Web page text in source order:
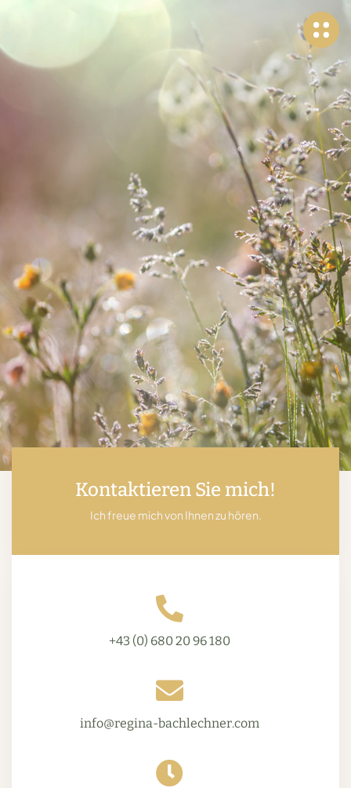
Kontaktieren Sie mich!
Ich freue mich von Ihnen zu hören.
+43 (0) 680 20 96 180
info@regina-bachlechner.com